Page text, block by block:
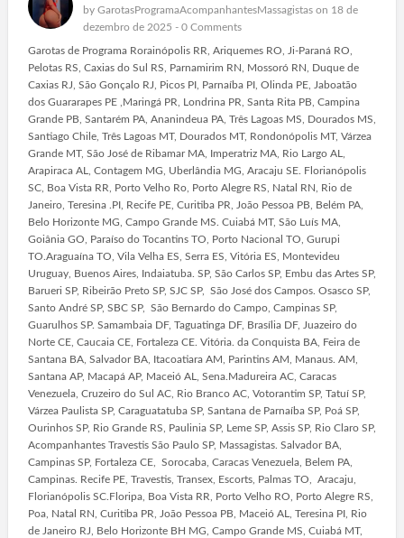
by GarotasProgramaAcompanhantesMassagistason 18 de
dezembro de 2025 - 0 Comments
Garotas de Programa Rorainópolis RR, Ariquemes RO, Ji-Paraná RO,
Pelotas RS, Caxias do Sul RS, Parnamirim RN, Mossoró RN, Duque de
Caxias RJ, São Gonçalo RJ, Picos PI, Parnaíba PI, Olinda PE, Jaboatão
dos Guararapes PE ,Maringá PR, Londrina PR, Santa Rita PB, Campina
Grande PB, Santarém PA, Ananindeua PA, Três Lagoas MS, Dourados MS,
Santiago Chile, Três Lagoas MT, Dourados MT, Rondonópolis MT, Várzea
Grande MT, São José de Ribamar MA, Imperatriz MA, Rio Largo AL,
Arapiraca AL, Contagem MG, Uberlândia MG, Aracaju SE. Florianópolis
SC, Boa Vista RR, Porto Velho Ro, Porto Alegre RS, Natal RN, Rio de
Janeiro, Teresina .PI, Recife PE, Curitiba PR, João Pessoa PB, Belém PA,
Belo Horizonte MG, Campo Grande MS. Cuiabá MT, São Luís MA,
Goiânia GO, Paraíso do Tocantins TO, Porto Nacional TO, Gurupi
TO.Araguaína TO, Vila Velha ES, Serra ES, Vitória ES, Montevideu
Uruguay, Buenos Aires, Indaiatuba. SP, São Carlos SP, Embu das Artes SP,
Barueri SP, Ribeirão Preto SP, SJC SP, São José dos Campos. Osasco SP,
Santo André SP, SBC SP, São Bernardo do Campo, Campinas SP,
Guarulhos SP. Samambaia DF, Taguatinga DF, Brasília DF, Juazeiro do
Norte CE, Caucaia CE, Fortaleza CE. Vitória. da Conquista BA, Feira de
Santana BA, Salvador BA, Itacoatiara AM, Parintins AM, Manaus. AM,
Santana AP, Macapá AP, Maceió AL, Sena.Madureira AC, Caracas
Venezuela, Cruzeiro do Sul AC, Rio Branco AC, Votorantim SP, Tatuí SP,
Várzea Paulista SP, Caraguatatuba SP, Santana de Parnaíba SP, Poá SP,
Ourinhos SP, Rio Grande RS, Paulinia SP, Leme SP, Assis SP, Rio Claro SP,
Acompanhantes Travestis São Paulo SP, Massagistas. Salvador BA,
Campinas SP, Fortaleza CE, Sorocaba, Caracas Venezuela, Belem PA,
Campinas. Recife PE, Travestis, Transex, Escorts, Palmas TO, Aracaju,
Florianópolis SC.Floripa, Boa Vista RR, Porto Velho RO, Porto Alegre RS,
Poa, Natal RN, Curitiba PR, João Pessoa PB, Maceió AL, Teresina PI, Rio
de Janeiro RJ, Belo Horizonte BH MG, Campo Grande MS, Cuiabá MT,